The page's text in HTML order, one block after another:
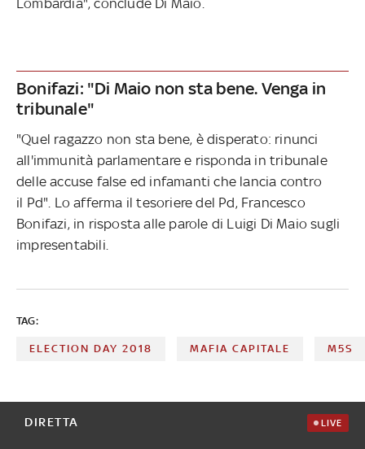
Bonifazi: "Di Maio non sta bene. Venga in
tribunale"
"Quel ragazzo non sta bene, è disperato: rinunci
all'immunità parlamentare e risponda in tribunale
delle accuse false ed infamanti che lancia contro
il Pd". Lo afferma il tesoriere del Pd, Francesco
Bonifazi, in risposta alle parole di Luigi Di Maio sugli
impresentabili.
TAG:
ELECTION DAY 2018 MAFIA CAPITALE M5S
DIRETTA LIVE